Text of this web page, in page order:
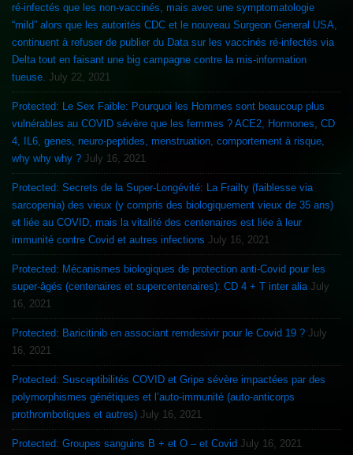
ré-infectés que les non-vaccinés, mais avec une symptomatologie
“mild” alors que les autorités CDC et le nouveau Surgeon General USA,
continuent à refuser de publier du Data sur les vaccinés ré-infectés via
Delta tout en faisant une big campagne contre la mis-information
tueuse. July 22, 2021
Protected: Le Sex Faible: Pourquoi les Hommes sont beaucoup plus
vulnérables au COVID sévère que les femmes ? ACE2, Hormones, CD
4, IL6, genes, neuro-peptides, menstruation, comportement à risque,
why why why ? July 16, 2021
Protected: Secrets de la Super-Longévité: La Frailty (faiblesse via
sarcopenia) des vieux (y compris des biologiquement vieux de 35 ans)
et liée au COVID, mais la vitalité des centenaires est liée à leur
immunité contre Covid et autres infections July 16, 2021
Protected: Mécanismes biologiques de protection anti-Covid pour les
super-âgés (centenaires et supercentenaires): CD 4 + T inter alia July
16, 2021
Protected: Baricitinib en associant remdesivir pour le Covid 19 ? July
16, 2021
Protected: Susceptibilités COVID et Gripe sévère impactées par des
polymorphismes génétiques et l’auto-immunité (auto-anticorps
prothrombotiques et autres) July 16, 2021
Protected: Groupes sanguins B + et O – et Covid July 16, 2021